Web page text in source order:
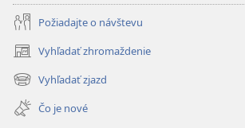
Požiadajte o návštevu
Vyhľadať zhromaždenie
(otvorí
nové
okno)
Vyhľadať zjazd
(otvorí
nové
okno)
Čo je nové